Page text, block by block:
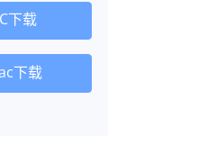
下载
下载